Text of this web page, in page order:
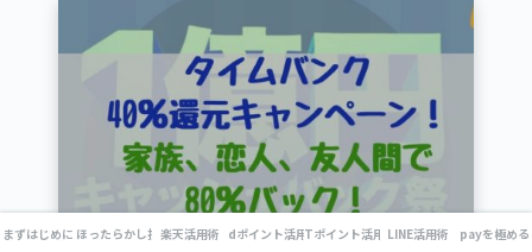
まずはじめに ほったらかし投資楽天活用術 dポイント活用術Tポイント活用術LINE活用術 payを極める